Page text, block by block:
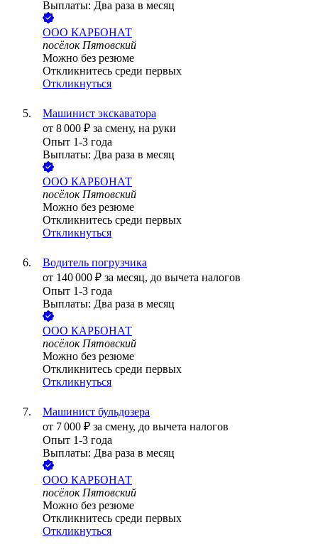
Выплаты: Два раза в месяц
ООО КАРБОНАТ
посёлок Пятовский
Можно без резюме
Откликнитесь среди первых
Откликнуться
Машинист экскаватора
от 8 000 ₽ за смену, на руки
Опыт 1-3 года
Выплаты: Два раза в месяц
ООО КАРБОНАТ
посёлок Пятовский
Можно без резюме
Откликнитесь среди первых
Откликнуться
Водитель погрузчика
от 140 000 ₽ за месяц, до вычета налогов
Опыт 1-3 года
Выплаты: Два раза в месяц
ООО КАРБОНАТ
посёлок Пятовский
Можно без резюме
Откликнитесь среди первых
Откликнуться
Машинист бульдозера
от 7 000 ₽ за смену, до вычета налогов
Опыт 1-3 года
Выплаты: Два раза в месяц
ООО КАРБОНАТ
посёлок Пятовский
Можно без резюме
Откликнитесь среди первых
Откликнуться